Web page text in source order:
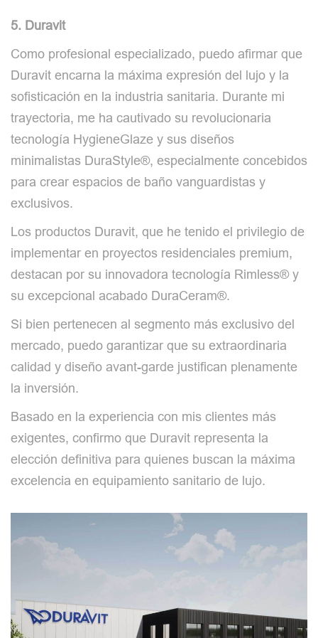
5. Duravit
Como profesional especializado, puedo afirmar que
Duravit encarna la máxima expresión del lujo y la
sofisticación en la industria sanitaria. Durante mi
trayectoria, me ha cautivado su revolucionaria
tecnología HygieneGlaze y sus diseños
minimalistas DuraStyle®, especialmente concebidos
para crear espacios de baño vanguardistas y
exclusivos.
Los productos Duravit, que he tenido el privilegio de
implementar en proyectos residenciales premium,
destacan por su innovadora tecnología Rimless® y
su excepcional acabado DuraCeram®.
Si bien pertenecen al segmento más exclusivo del
mercado, puedo garantizar que su extraordinaria
calidad y diseño avant-garde justifican plenamente
la inversión.
Basado en la experiencia con mis clientes más
exigentes, confirmo que Duravit representa la
elección definitiva para quienes buscan la máxima
excelencia en equipamiento sanitario de lujo.